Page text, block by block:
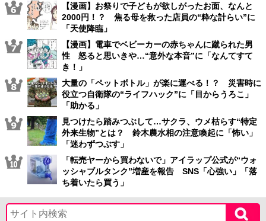
【漫画】お祭りで子どもが欲しがったお面、なんと
2000円！？ 焦る母を救った店員の“粋な計らい”に
「天使降臨」
【漫画】電車でベビーカーの赤ちゃんに蹴られた男
性 怒ると思いきや…“意外な本音”に「なんてすて
き！」
大量の「ペットボトル」が楽に運べる！？ 災害時に
役立つ自衛隊の“ライフハック”に「目からうろこ」
「助かる」
見つけたら踏みつぶして…サクラ、ウメ枯らす“特定
外来生物”とは？ 鈴木農水相の注意喚起に「怖い」
「迷わずつぶす」
「転売ヤーから買わないで」アイラップ公式が“ウォ
ッシャブルタンク”増産を報告 SNS「心強い」「落
ち着いたら買う」